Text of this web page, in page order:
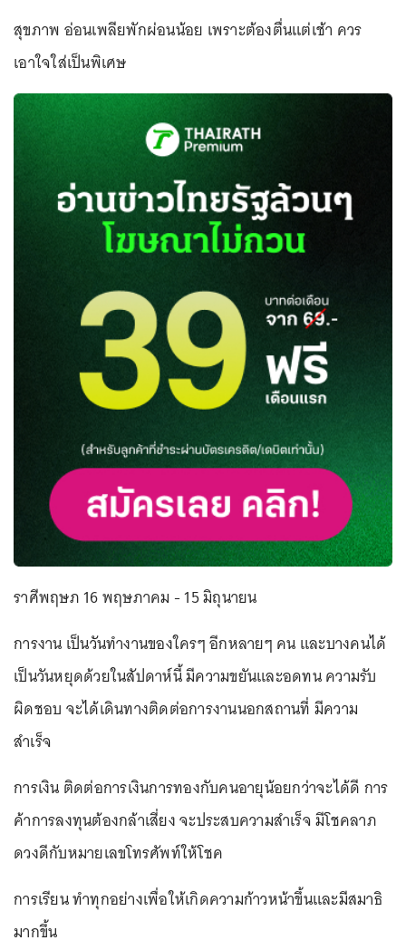
สุขภาพ อ่อนเพลียพักผ่อนน้อย เพราะต้องตื่นแต่เช้า ควร
เอาใจใส่เป็นพิเศษ
ราศีพฤษภ 16 พฤษภาคม - 15 มิถุนายน
การงาน เป็นวันทำงานของใครๆ อีกหลายๆ คน และบางคนได้
เป็นวันหยุดด้วยในสัปดาห์นี้ มีความขยันและอดทน ความรับ
ผิดชอบ จะได้เดินทางติดต่อการงานนอกสถานที่ มีความ
สำเร็จ
การเงิน ติดต่อการเงินการทองกับคนอายุน้อยกว่าจะได้ดี การ
ค้าการลงทุนต้องกล้าเสี่ยง จะประสบความสำเร็จ มีโชคลาภ
ดวงดีกับหมายเลขโทรศัพท์ให้โชค
การเรียน ทำทุกอย่างเพื่อให้เกิดความก้าวหน้าขึ้นและมีสมาธิ
มากขึ้น